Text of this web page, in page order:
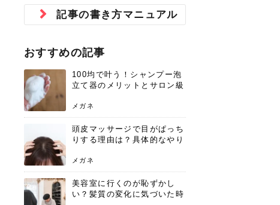
さくら
かえで
メガネ
かえで
yukarin
さくら
さくら
さな
さな
さな
あおい
肌の質感でお悩みではないでしょう
か？肌に...
ない、頑固な脂肪やセルライトを、本
気で体...
記事の書き方マニュアル
おすすめの記事
100均で叶う！シャンプー泡
立て器のメリットとサロン級
メガネ
頭皮マッサージで目がぱっち
りする理由は？具体的なやり
メガネ
美容室に行くのが恥ずかし
い？髪質の変化に気づいた時